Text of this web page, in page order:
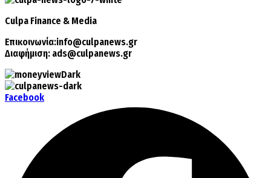
Culpa Finance & Media
Επικοινωνία:info@culpanews.gr
Διαφήμιση: ads@culpanews.gr
Facebook